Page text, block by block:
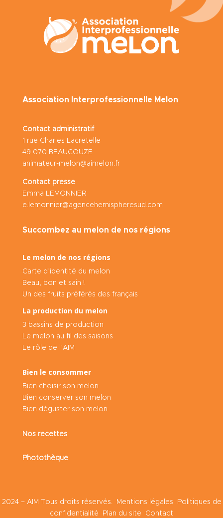
Association Interprofessionnelle Melon
Contact administratif
1 rue Charles Lacretelle
49 070 BEAUCOUZE
animateur-melon@aimelon.fr
Contact presse
Emma LEMONNIER
e.lemonnier@agencehemispheresud.com
Succombez au melon de nos régions
Le melon de nos régions
Carte d’identité du melon
Beau, bon et sain !
Un des fruits préférés des français
La production du melon
3 bassins de production
Le melon au fil des saisons
Le rôle de l’AIM
Bien le consommer
Bien choisir son melon
Bien conserver son melon
Bien déguster son melon
Nos recettes
Photothèque
2024 – AIM Tous droits réservés. Mentions légales
Politiques de
confidentialité
Plan du site Contact